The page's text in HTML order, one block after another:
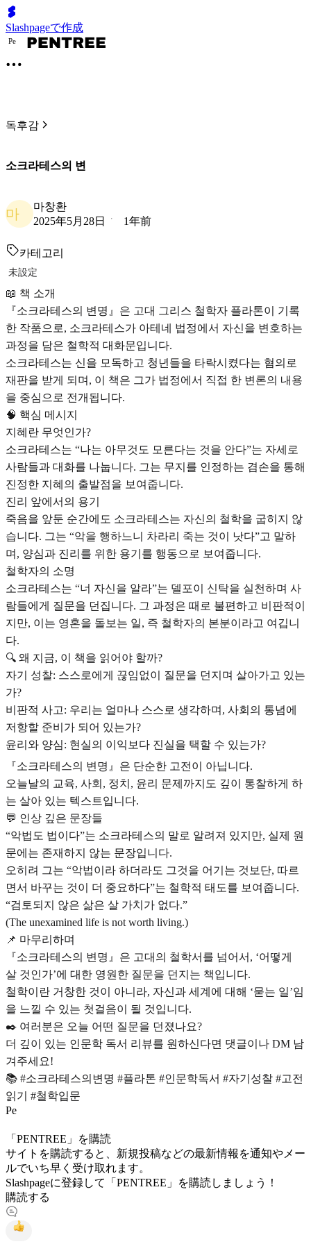
Slashpageで作成
Pe
독후감
소크라테스의 변
마
마창환
2025年5月28日
1年前
카테고리
未設定
📖 책 소개
『소크라테스의 변명』은 고대 그리스 철학자 플라톤이 기록
한 작품으로, 소크라테스가 아테네 법정에서 자신을 변호하는
과정을 담은 철학적 대화문입니다.
소크라테스는 신을 모독하고 청년들을 타락시켰다는 혐의로
재판을 받게 되며, 이 책은 그가 법정에서 직접 한 변론의 내용
을 중심으로 전개됩니다.
🧠 핵심 메시지
지혜란 무엇인가?
소크라테스는 “나는 아무것도 모른다는 것을 안다”는 자세로
사람들과 대화를 나눕니다. 그는 무지를 인정하는 겸손을 통해
진정한 지혜의 출발점을 보여줍니다.
진리 앞에서의 용기
죽음을 앞둔 순간에도 소크라테스는 자신의 철학을 굽히지 않
습니다. 그는 “악을 행하느니 차라리 죽는 것이 낫다”고 말하
며, 양심과 진리를 위한 용기를 행동으로 보여줍니다.
철학자의 소명
소크라테스는 “너 자신을 알라”는 델포이 신탁을 실천하며 사
람들에게 질문을 던집니다. 그 과정은 때로 불편하고 비판적이
지만, 이는 영혼을 돌보는 일, 즉 철학자의 본분이라고 여깁니
다.
🔍 왜 지금, 이 책을 읽어야 할까?
자기 성찰: 스스로에게 끊임없이 질문을 던지며 살아가고 있는
가?
비판적 사고: 우리는 얼마나 스스로 생각하며, 사회의 통념에
저항할 준비가 되어 있는가?
윤리와 양심: 현실의 이익보다 진실을 택할 수 있는가?
『소크라테스의 변명』은 단순한 고전이 아닙니다.
오늘날의 교육, 사회, 정치, 윤리 문제까지도 깊이 통찰하게 하
는 살아 있는 텍스트입니다.
💬 인상 깊은 문장들
“악법도 법이다”는 소크라테스의 말로 알려져 있지만, 실제 원
문에는 존재하지 않는 문장입니다.
오히려 그는 “악법이라 하더라도 그것을 어기는 것보단, 따르
면서 바꾸는 것이 더 중요하다”는 철학적 태도를 보여줍니다.
“검토되지 않은 삶은 살 가치가 없다.”
(The unexamined life is not worth living.)
📌 마무리하며
『소크라테스의 변명』은 고대의 철학서를 넘어서, ‘어떻게
살 것인가’에 대한 영원한 질문을 던지는 책입니다.
철학이란 거창한 것이 아니라, 자신과 세계에 대해 ‘묻는 일’임
을 느낄 수 있는 첫걸음이 될 것입니다.
✒️ 여러분은 오늘 어떤 질문을 던졌나요?
더 깊이 있는 인문학 독서 리뷰를 원하신다면 댓글이나 DM 남
겨주세요!
📚 #소크라테스의변명 #플라톤 #인문학독서 #자기성찰 #고전
읽기 #철학입문
Pe
「PENTREE」を購読
サイトを購読すると、新規投稿などの最新情報を通知やメー
ルでいち早く受け取れます。
Slashpageに登録して「PENTREE」を購読しましょう！
購読する